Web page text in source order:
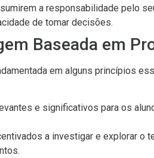
a responsabilidade pelo
de tomar decisões.
Baseada em
em alguns princípios
e significativos para os
a investigar e explorar o